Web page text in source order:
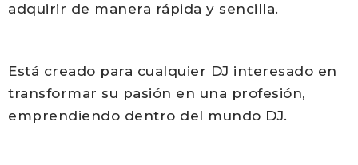
adquirir de manera rápida y sencilla.
Está creado para cualquier DJ interesado en
transformar su pasión en una profesión,
emprendiendo dentro del mundo DJ.